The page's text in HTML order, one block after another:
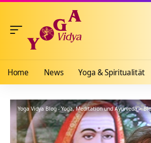
Home News Yoga & Spiritualität
Yoga Vidya Blog - Yoga, Meditation und Ayurveda>